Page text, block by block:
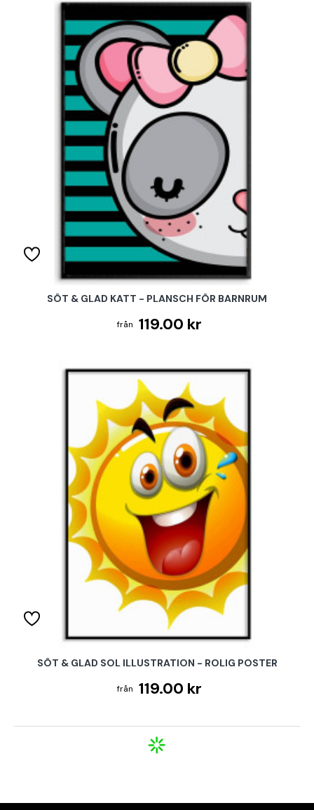
SÖT & GLAD KATT - PLANSCH FÖR BARNRUM
119.00 kr
SÖT & GLAD SOL ILLUSTRATION - ROLIG POSTER
119.00 kr